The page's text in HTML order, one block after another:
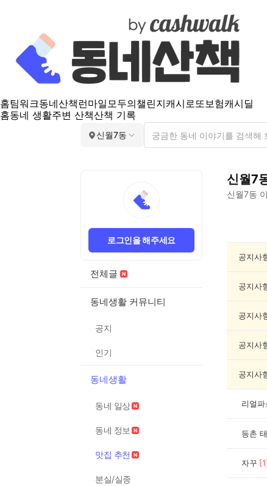
홈팀워크동네산책 런마일모두의챌린지캐시로또보험캐시딜
홈동네 생활주변 산책산책 기록
신월7동
로그인을 해주세요
전체글
동네생활 커뮤니티
공지
인기
동네생활
동네 일상
동네 정보
맛집 추천
분실/실종
신월7
신월7동
7
공지사
공지사
공지사
공지사
공지사
리얼
등촌
자꾸 [1]